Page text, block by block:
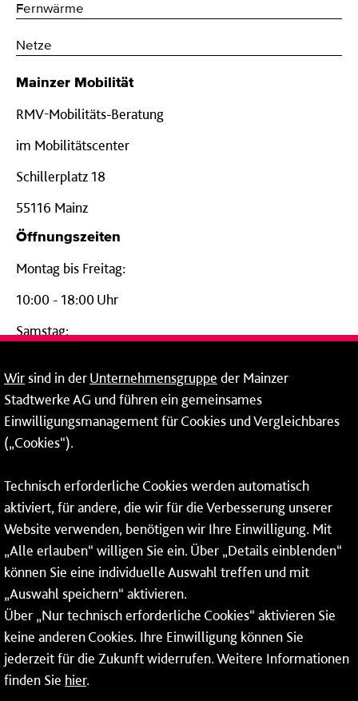
Fernwärme
Netze
Mainzer Mobilität
RMV-Mobilitäts-Beratung
im Mobilitätscenter
Schillerplatz 18
55116 Mainz
Öffnungszeiten
Montag bis Freitag:
10:00 - 18:00 Uhr
Samstag:
24-Stunden-Telefon*
06131 – 12 77 77
Fax: 06131 – 12 66 66
* Montags bis freitags bis 7 und ab 18 Uhr sowie an
Wochenenden und Feiertagen ganztags werden Ihre
Anrufe je nach Themenauswahl an ein Callcenter des
RMV oder von nextbike weitergeleitet. Dort erhalten Sie
ausschließlich Auskünfte zum Fahrplan bzw. zu
meinRad.
Wirsind in derUnternehmensgruppe der Mainzer
Stadtwerke AG und führen ein gemeinsames
Einwilligungsmanagement für Cookies und Vergleichbares
(„Cookies“).
Technisch erforderliche Cookies werden automatisch
aktiviert, für andere, die wir für die Verbesserung unserer
Website verwenden, benötigen wir Ihre Einwilligung. Mit
„Alle erlauben“ willigen Sie ein. Über „Details einblenden“
können Sie eine individuelle Auswahl treffen und mit
„Auswahl speichern“ aktivieren.
Über „Nur technisch erforderliche Cookies“ aktivieren Sie
keine anderen Cookies. Ihre Einwilligung können Sie
jederzeit für die Zukunft widerrufen. Weitere Informationen
finden Sie hier.